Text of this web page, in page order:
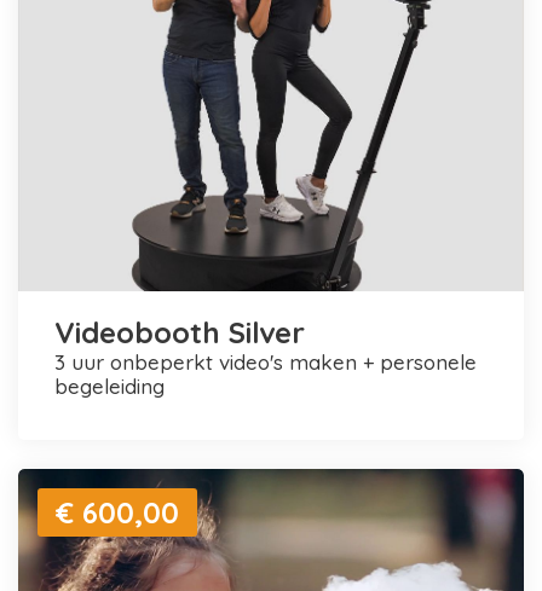
Videobooth Silver
3 uur onbeperkt video's maken + personele
begeleiding
€ 600,00